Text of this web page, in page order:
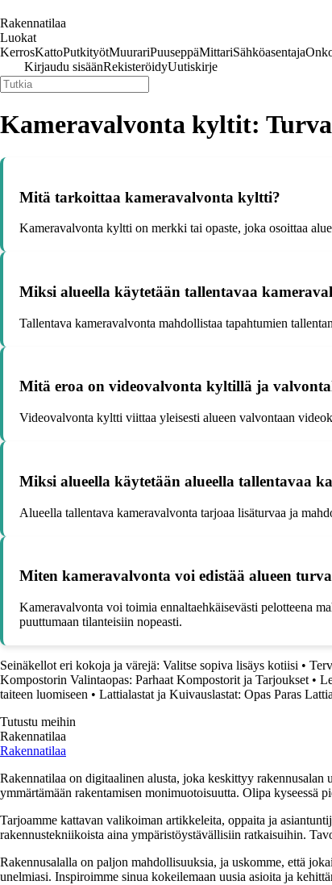
Rakennatilaa
Luokat
KerrosKattoPutkityötMuurariPuuseppäMittariSähköasentaja
Kirjaudu sisäänRekisteröidyUutiskirje
Kameravalvonta kyltit:
Mitä tarkoittaa kameravalvonta kyltti?
Kameravalvonta kyltti on merkki tai opaste, joka osoittaa
Miksi alueella käytetään tallentavaa
Tallentava kameravalvonta mahdollistaa tapahtumien
Mitä eroa on videovalvonta kyltillä ja
Videovalvonta kyltti viittaa yleisesti alueen valvontaan
Miksi alueella käytetään alueella tallentavaa
Alueella tallentava kameravalvonta tarjoaa lisäturvaa ja
Miten kameravalvonta voi edistää alueen
Kameravalvonta voi toimia ennaltaehkäisevästi pelotteena
puuttumaan tilanteisiin nopeasti.
Seinäkellot eri kokoja ja värejä: Valitse sopiva lisäys kotiisi •
Kompostorin Valintaopas: Parhaat Kompostorit ja Tarjoukset •
taiteen luomiseen • Lattialastat ja Kuivauslastat: Opas Paras
Tutustu meihin
Rakennatilaa
Rakennatilaa
Rakennatilaa on digitaalinen alusta, joka keskittyy
ymmärtämään rakentamisen monimuotoisuutta. Olipa kyseessä
Tarjoamme kattavan valikoiman artikkeleita, oppaita ja
rakennustekniikoista aina ympäristöystävällisiin ratkaisuihin.
Rakennusalalla on paljon mahdollisuuksia, ja uskomme, että
unelmiasi. Inspiroimme sinua kokeilemaan uusia asioita ja